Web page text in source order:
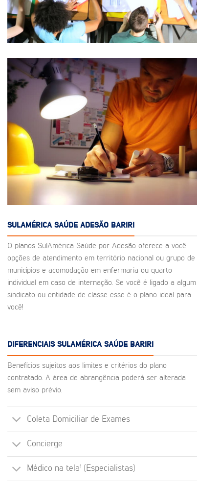
SULAMÉRICA SAÚDE ADESÃO BARIRI
O planos SulAmérica Saúde por Adesão oferece a você
opções de atendimento em território nacional ou grupo de
municípios e acomodação em enfermaria ou quarto
individual em caso de internação. Se você é ligado a algum
sindicato ou entidade de classe esse é o plano ideal para
você!
DIFERENCIAIS SULAMÉRICA SAÚDE BARIRI
Benefícios sujeitos aos limites e critérios do plano
contratado. A área de abrangência poderá ser alterada
sem aviso prévio.
Coleta Domiciliar de Exames
Concierge
Médico na tela¹ (Especialistas)